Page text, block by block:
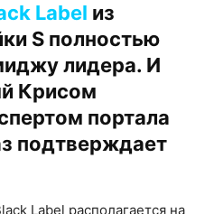
Label из
S полностью
лидера. И
Крисом
портала
подтверждает
Label располагается на